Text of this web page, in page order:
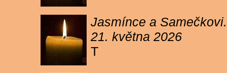
Jasmínce a
21. května 2026
T